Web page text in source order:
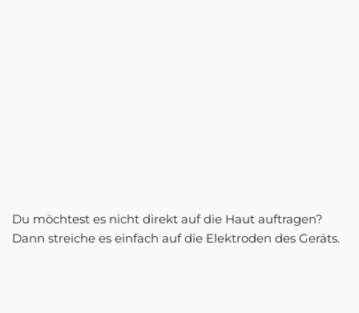
Du möchtest es nicht direkt auf die Haut auftragen?
Dann streiche es einfach auf die Elektroden des Geräts.